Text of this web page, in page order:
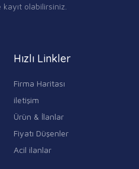
olabilirsiniz.
Hızlı Linkler
Firma Haritası
iletişim
Ürün & İlanlar
Fiyatı Düşenler
Acil ilanlar